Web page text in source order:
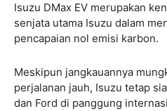
Isuzu DMax EV merupakan
senjata utama Isuzu dalam
pencapaian nol emisi karbon.
Meskipun jangkauannya
perjalanan jauh, Isuzu tetap
dan Ford di panggung